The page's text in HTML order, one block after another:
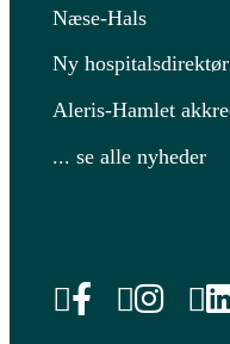
Næse-Hals
Ny
Aleris-Hamlet
... se alle nyheder